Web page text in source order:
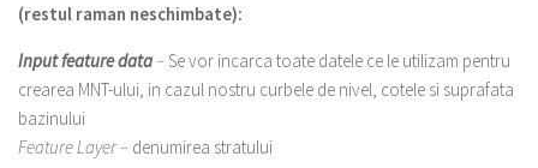
(restul raman neschimbate):
Input feature data–Se vor incarca toate datele ce le utilizam pentru
crearea MNT-ului, in cazul nostru curbele de nivel, cotele si suprafata
bazinului
Feature Layer – denumirea stratului